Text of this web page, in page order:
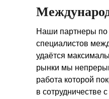
Наши партнеры по
специалистов
удаётся
рынки мы
работа которой
в сотрудничестве